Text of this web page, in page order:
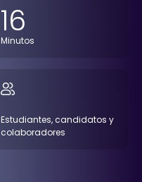
16
Minutos
Estudiantes, candidatos y
colaboradores